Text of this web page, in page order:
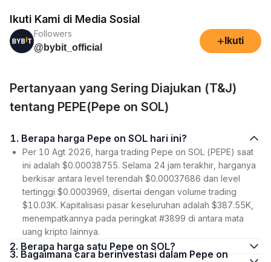
Ikuti Kami di Media Sosial
Followers
@bybit_official
+ Ikuti
Pertanyaan yang Sering Diajukan (T&J)
tentang PEPE(Pepe on SOL)
1. Berapa harga Pepe on SOL hari ini?
Per 10 Agt 2026, harga trading Pepe on SOL (PEPE) saat
ini adalah $0.00038755. Selama 24 jam terakhir, harganya
berkisar antara level terendah $0.00037686 dan level
tertinggi $0.0003969, disertai dengan volume trading
$10.03K. Kapitalisasi pasar keseluruhan adalah $387.55K,
menempatkannya pada peringkat #3899 di antara mata
uang kripto lainnya.
2. Berapa harga satu Pepe on SOL?
3. Bagaimana cara berinvestasi dalam Pepe on